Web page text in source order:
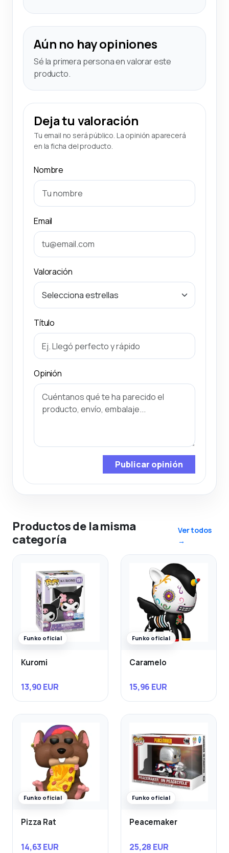
Aún no hay opiniones
Sé la primera persona en valorar este
producto.
Deja tu valoración
Tu email no será público. La opinión aparecerá
en la ficha del producto.
Nombre
Email
Valoración
Título
Opinión
Publicar opinión
Productos de la misma
categoría
Ver todos
→
Funko oficial
Kuromi
13,90 EUR
Funko oficial
Caramelo
15,96 EUR
Funko oficial
Pizza Rat
14,63 EUR
Funko oficial
Peacemaker
25,28 EUR